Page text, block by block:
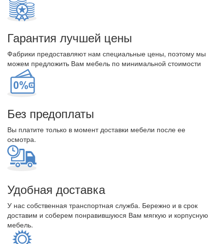
Гарантия лучшей цены
Фабрики предоставляют нам специальные цены, поэтому мы
можем предложить Вам мебель по минимальной стоимости
Без предоплаты
Вы платите только в момент доставки мебели после ее
осмотра.
Удобная доставка
У нас собственная транспортная служба. Бережно и в срок
доставим и соберем понравившуюся Вам мягкую и корпусную
мебель.